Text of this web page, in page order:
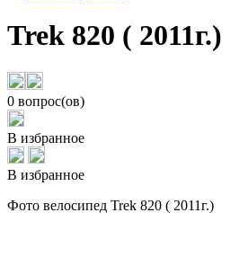
Trek 820 ( 2011г.)
0 вопрос(ов)
В избранное
В избранное
Фото велосипед Trek 820 ( 2011г.)